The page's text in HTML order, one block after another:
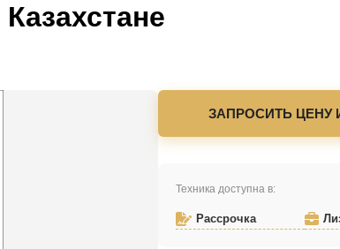
ЗАПРОСИТЬ
Техника доступна в:
Рассрочка